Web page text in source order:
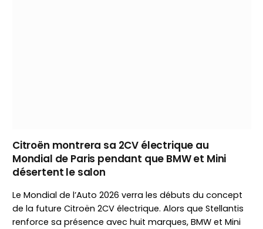
Citroën montrera sa 2CV électrique au
Mondial de Paris pendant que BMW et Mini
désertent le salon
Le Mondial de l’Auto 2026 verra les débuts du concept
de la future Citroën 2CV électrique. Alors que Stellantis
renforce sa présence avec huit marques, BMW et Mini